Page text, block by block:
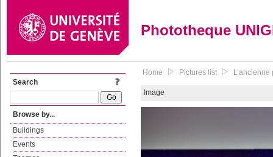
Phototheque
Search
Browse by...
Buildings
Events
Home Pictures list
Image